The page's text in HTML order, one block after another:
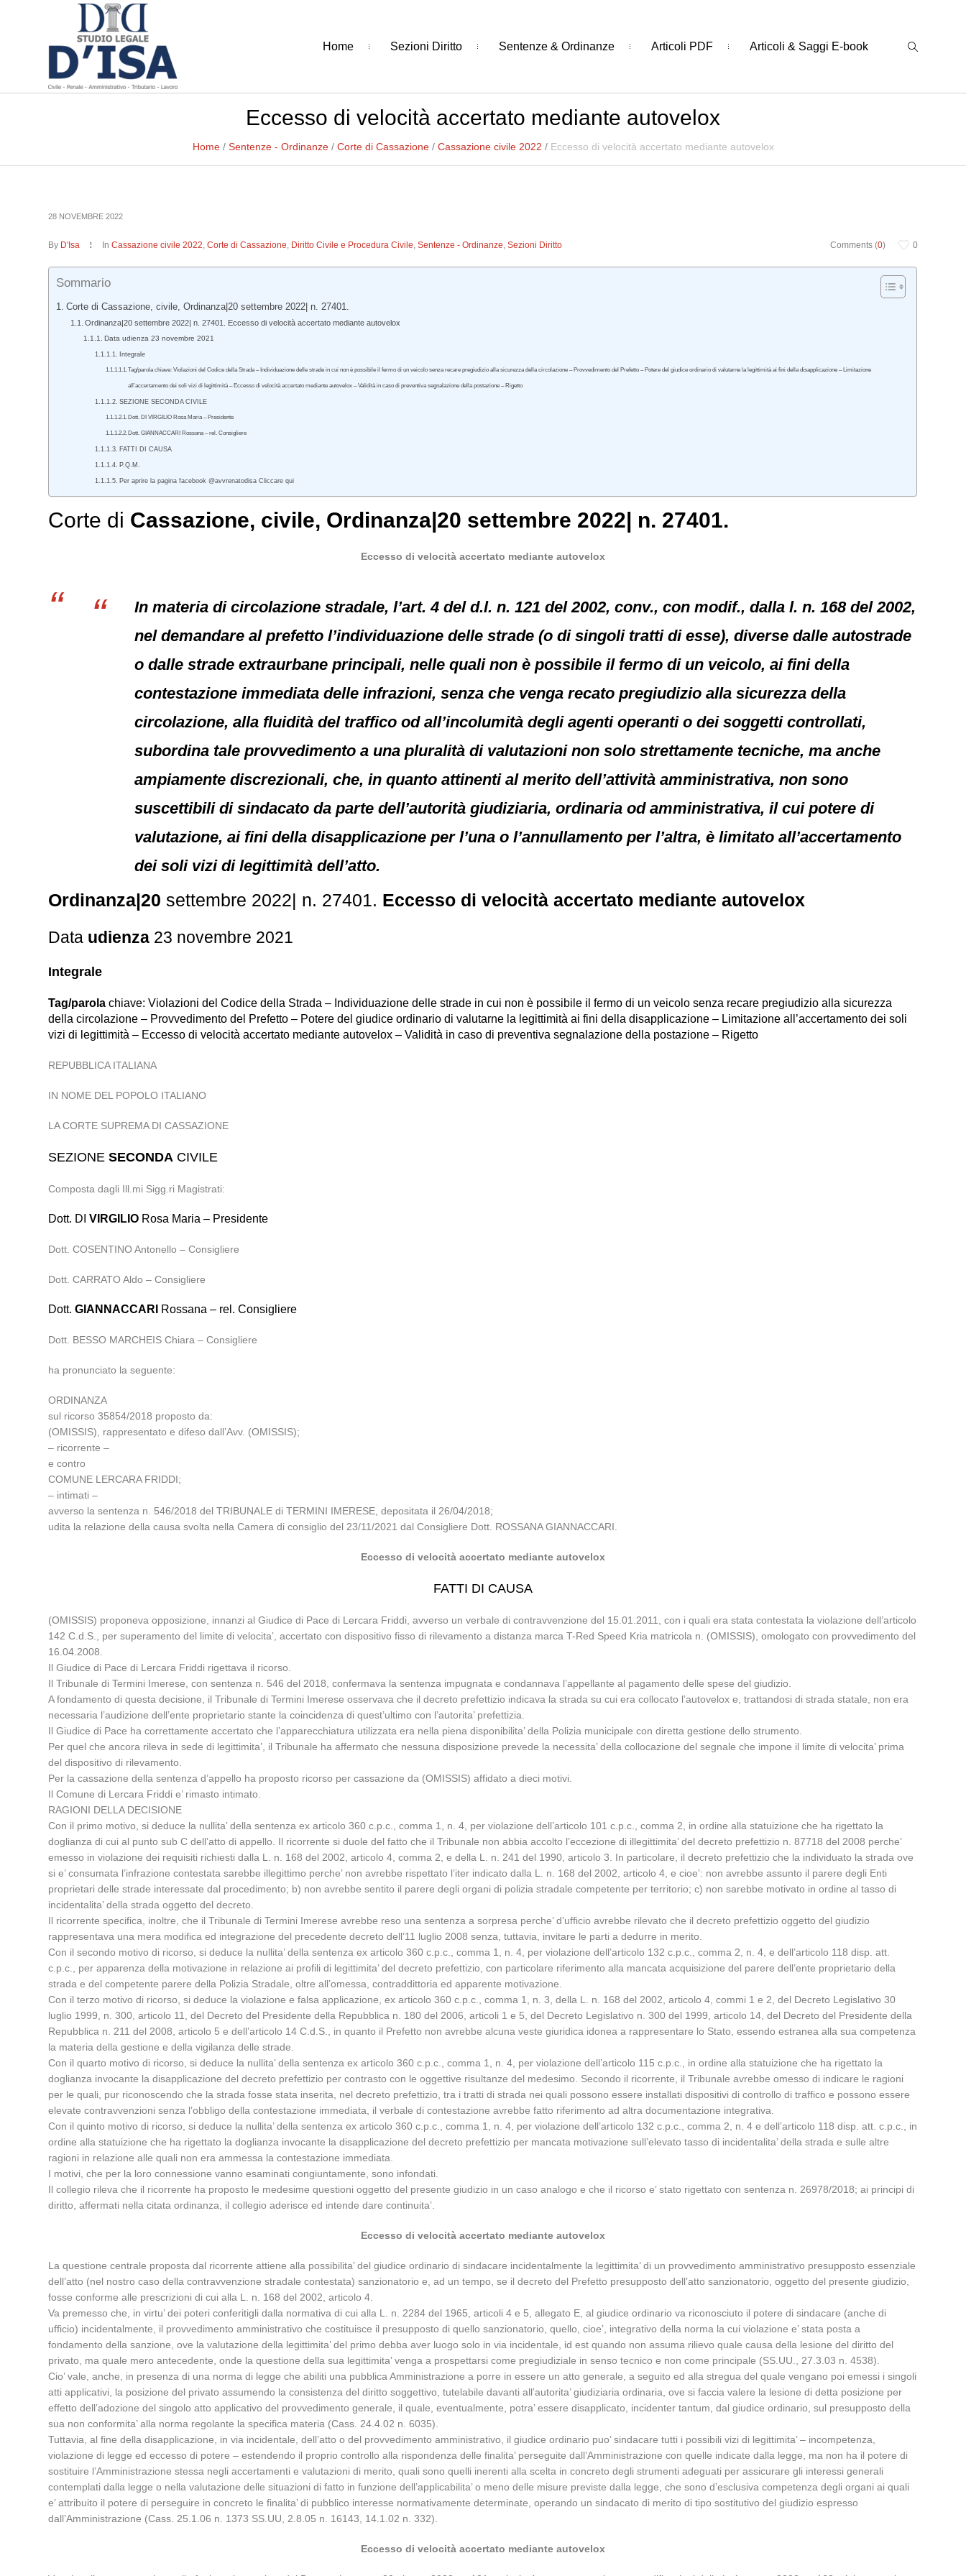
Home Sezioni Diritto Sentenze & Ordinanze Articoli PDF Articoli & Saggi E-book
Eccesso di velocità accertato mediante autovelox
Home / Sentenze - Ordinanze / Corte di Cassazione / Cassazione civile 2022 / Eccesso di velocità accertato mediante autovelox
28 NOVEMBRE 2022
Comments (0) 0
By D'Isa InCassazione civile 2022,Corte di Cassazione, Diritto Civile e Procedura Civile,Sentenze - Ordinanze,Sezioni Diritto
Sommario
Corte di Cassazione, civile, Ordinanza|20 settembre 2022| n. 27401.
Ordinanza|20 settembre 2022| n. 27401. Eccesso di velocità accertato mediante autovelox
Data udienza 23 novembre 2021
Integrale
Tag/parola chiave: Violazioni del Codice della Strada – Individuazione delle strade in cui non è possibile il fermo di un veicolo senza recare pregiudizio alla sicurezza della circolazione – Provvedimento del Prefetto – Potere del giudice ordinario di valutarne la legittimità ai fini della disapplicazione – Limitazione
all’accertamento dei soli vizi di legittimità – Eccesso di velocità accertato mediante autovelox – Validità in caso di preventiva segnalazione della postazione – Rigetto
SEZIONE SECONDA CIVILE
Dott. DI VIRGILIO Rosa Maria – Presidente
Dott. GIANNACCARI Rossana – rel. Consigliere
FATTI DI CAUSA
P.Q.M.
Per aprire la pagina facebook @avvrenatodisa Cliccare qui
Corte di Cassazione, civile, Ordinanza|20 settembre 2022| n. 27401.
Eccesso di velocità accertato mediante autovelox
In materia di circolazione stradale, l’art. 4 del d.l. n. 121 del 2002, conv., con modif., dalla l. n. 168 del 2002,
nel demandare al prefetto l’individuazione delle strade (o di singoli tratti di esse), diverse dalle autostrade
o dalle strade extraurbane principali, nelle quali non è possibile il fermo di un veicolo, ai fini della
contestazione immediata delle infrazioni, senza che venga recato pregiudizio alla sicurezza della
circolazione, alla fluidità del traffico od all’incolumità degli agenti operanti o dei soggetti controllati,
subordina tale provvedimento a una pluralità di valutazioni non solo strettamente tecniche, ma anche
ampiamente discrezionali, che, in quanto attinenti al merito dell’attività amministrativa, non sono
suscettibili di sindacato da parte dell’autorità giudiziaria, ordinaria od amministrativa, il cui potere di
valutazione, ai fini della disapplicazione per l’una o l’annullamento per l’altra, è limitato all’accertamento
dei soli vizi di legittimità dell’atto.
Ordinanza|20 settembre 2022| n. 27401. Eccesso di velocità accertato mediante autovelox
Data udienza 23 novembre 2021
Integrale
Tag/parola chiave: Violazioni del Codice della Strada – Individuazione delle strade in cui non è possibile il fermo di un veicolo senza recare pregiudizio alla sicurezza
della circolazione – Provvedimento del Prefetto – Potere del giudice ordinario di valutarne la legittimità ai fini della disapplicazione – Limitazione all’accertamento dei soli
vizi di legittimità – Eccesso di velocità accertato mediante autovelox – Validità in caso di preventiva segnalazione della postazione – Rigetto
REPUBBLICA ITALIANA
IN NOME DEL POPOLO ITALIANO
LA CORTE SUPREMA DI CASSAZIONE
SEZIONESECONDA CIVILE
Composta dagli Ill.mi Sigg.ri Magistrati:
Dott. DIVIRGILIO Rosa Maria – Presidente
Dott. COSENTINO Antonello – Consigliere
Dott. CARRATO Aldo – Consigliere
Dott.GIANNACCARI Rossana – rel. Consigliere
Dott. BESSO MARCHEIS Chiara – Consigliere
ha pronunciato la seguente:
ORDINANZA
sul ricorso 35854/2018 proposto da:
(OMISSIS), rappresentato e difeso dall’Avv. (OMISSIS);
– ricorrente –
e contro
COMUNE LERCARA FRIDDI;
– intimati –
avverso la sentenza n. 546/2018 del TRIBUNALE di TERMINI IMERESE, depositata il 26/04/2018;
udita la relazione della causa svolta nella Camera di consiglio del 23/11/2021 dal Consigliere Dott. ROSSANA GIANNACCARI.
Eccesso di velocità accertato mediante autovelox
FATTI DI CAUSA
(OMISSIS) proponeva opposizione, innanzi al Giudice di Pace di Lercara Friddi, avverso un verbale di contravvenzione del 15.01.2011, con i quali era stata contestata la violazione dell’articolo
142 C.d.S., per superamento del limite di velocita’, accertato con dispositivo fisso di rilevamento a distanza marca T-Red Speed Kria matricola n. (OMISSIS), omologato con provvedimento del
16.04.2008.
Il Giudice di Pace di Lercara Friddi rigettava il ricorso.
Il Tribunale di Termini Imerese, con sentenza n. 546 del 2018, confermava la sentenza impugnata e condannava l’appellante al pagamento delle spese del giudizio.
A fondamento di questa decisione, il Tribunale di Termini Imerese osservava che il decreto prefettizio indicava la strada su cui era collocato l’autovelox e, trattandosi di strada statale, non era
necessaria l’audizione dell’ente proprietario stante la coincidenza di quest’ultimo con l’autorita’ prefettizia.
Il Giudice di Pace ha correttamente accertato che l’apparecchiatura utilizzata era nella piena disponibilita’ della Polizia municipale con diretta gestione dello strumento.
Per quel che ancora rileva in sede di legittimita’, il Tribunale ha affermato che nessuna disposizione prevede la necessita’ della collocazione del segnale che impone il limite di velocita’ prima
del dispositivo di rilevamento.
Per la cassazione della sentenza d’appello ha proposto ricorso per cassazione da (OMISSIS) affidato a dieci motivi.
Il Comune di Lercara Friddi e’ rimasto intimato.
RAGIONI DELLA DECISIONE
Con il primo motivo, si deduce la nullita’ della sentenza ex articolo 360 c.p.c., comma 1, n. 4, per violazione dell’articolo 101 c.p.c., comma 2, in ordine alla statuizione che ha rigettato la
doglianza di cui al punto sub C dell’atto di appello. Il ricorrente si duole del fatto che il Tribunale non abbia accolto l’eccezione di illegittimita’ del decreto prefettizio n. 87718 del 2008 perche’
emesso in violazione dei requisiti richiesti dalla L. n. 168 del 2002, articolo 4, comma 2, e della L. n. 241 del 1990, articolo 3. In particolare, il decreto prefettizio che la individuato la strada ove
si e’ consumata l’infrazione contestata sarebbe illegittimo perche’ non avrebbe rispettato l’iter indicato dalla L. n. 168 del 2002, articolo 4, e cioe’: non avrebbe assunto il parere degli Enti
proprietari delle strade interessate dal procedimento; b) non avrebbe sentito il parere degli organi di polizia stradale competente per territorio; c) non sarebbe motivato in ordine al tasso di
incidentalita’ della strada oggetto del decreto.
Il ricorrente specifica, inoltre, che il Tribunale di Termini Imerese avrebbe reso una sentenza a sorpresa perche’ d’ufficio avrebbe rilevato che il decreto prefettizio oggetto del giudizio
rappresentava una mera modifica ed integrazione del precedente decreto dell’11 luglio 2008 senza, tuttavia, invitare le parti a dedurre in merito.
Con il secondo motivo di ricorso, si deduce la nullita’ della sentenza ex articolo 360 c.p.c., comma 1, n. 4, per violazione dell’articolo 132 c.p.c., comma 2, n. 4, e dell’articolo 118 disp. att.
c.p.c., per apparenza della motivazione in relazione ai profili di legittimita’ del decreto prefettizio, con particolare riferimento alla mancata acquisizione del parere dell’ente proprietario della
strada e del competente parere della Polizia Stradale, oltre all’omessa, contraddittoria ed apparente motivazione.
Con il terzo motivo di ricorso, si deduce la violazione e falsa applicazione, ex articolo 360 c.p.c., comma 1, n. 3, della L. n. 168 del 2002, articolo 4, commi 1 e 2, del Decreto Legislativo 30
luglio 1999, n. 300, articolo 11, del Decreto del Presidente della Repubblica n. 180 del 2006, articoli 1 e 5, del Decreto Legislativo n. 300 del 1999, articolo 14, del Decreto del Presidente della
Repubblica n. 211 del 2008, articolo 5 e dell’articolo 14 C.d.S., in quanto il Prefetto non avrebbe alcuna veste giuridica idonea a rappresentare lo Stato, essendo estranea alla sua competenza
la materia della gestione e della vigilanza delle strade.
Con il quarto motivo di ricorso, si deduce la nullita’ della sentenza ex articolo 360 c.p.c., comma 1, n. 4, per violazione dell’articolo 115 c.p.c., in ordine alla statuizione che ha rigettato la
doglianza invocante la disapplicazione del decreto prefettizio per contrasto con le oggettive risultanze del medesimo. Secondo il ricorrente, il Tribunale avrebbe omesso di indicare le ragioni
per le quali, pur riconoscendo che la strada fosse stata inserita, nel decreto prefettizio, tra i tratti di strada nei quali possono essere installati dispositivi di controllo di traffico e possono essere
elevate contravvenzioni senza l’obbligo della contestazione immediata, il verbale di contestazione avrebbe fatto riferimento ad altra documentazione integrativa.
Con il quinto motivo di ricorso, si deduce la nullita’ della sentenza ex articolo 360 c.p.c., comma 1, n. 4, per violazione dell’articolo 132 c.p.c., comma 2, n. 4 e dell’articolo 118 disp. att. c.p.c., in
ordine alla statuizione che ha rigettato la doglianza invocante la disapplicazione del decreto prefettizio per mancata motivazione sull’elevato tasso di incidentalita’ della strada e sulle altre
ragioni in relazione alle quali non era ammessa la contestazione immediata.
I motivi, che per la loro connessione vanno esaminati congiuntamente, sono infondati.
Il collegio rileva che il ricorrente ha proposto le medesime questioni oggetto del presente giudizio in un caso analogo e che il ricorso e’ stato rigettato con sentenza n. 26978/2018; ai principi di
diritto, affermati nella citata ordinanza, il collegio aderisce ed intende dare continuita’.
Eccesso di velocità accertato mediante autovelox
La questione centrale proposta dal ricorrente attiene alla possibilita’ del giudice ordinario di sindacare incidentalmente la legittimita’ di un provvedimento amministrativo presupposto essenziale
dell’atto (nel nostro caso della contravvenzione stradale contestata) sanzionatorio e, ad un tempo, se il decreto del Prefetto presupposto dell’atto sanzionatorio, oggetto del presente giudizio,
fosse conforme alle prescrizioni di cui alla L. n. 168 del 2002, articolo 4.
Va premesso che, in virtu’ dei poteri conferitigli dalla normativa di cui alla L. n. 2284 del 1965, articoli 4 e 5, allegato E, al giudice ordinario va riconosciuto il potere di sindacare (anche di
ufficio) incidentalmente, il provvedimento amministrativo che costituisce il presupposto di quello sanzionatorio, quello, cioe’, integrativo della norma la cui violazione e’ stata posta a
fondamento della sanzione, ove la valutazione della legittimita’ del primo debba aver luogo solo in via incidentale, id est quando non assuma rilievo quale causa della lesione del diritto del
privato, ma quale mero antecedente, onde la questione della sua legittimita’ venga a prospettarsi come pregiudiziale in senso tecnico e non come principale (SS.UU., 27.3.03 n. 4538).
Cio’ vale, anche, in presenza di una norma di legge che abiliti una pubblica Amministrazione a porre in essere un atto generale, a seguito ed alla stregua del quale vengano poi emessi i singoli
atti applicativi, la posizione del privato assumendo la consistenza del diritto soggettivo, tutelabile davanti all’autorita’ giudiziaria ordinaria, ove si faccia valere la lesione di detta posizione per
effetto dell’adozione del singolo atto applicativo del provvedimento generale, il quale, eventualmente, potra’ essere disapplicato, incidenter tantum, dal giudice ordinario, sul presupposto della
sua non conformita’ alla norma regolante la specifica materia (Cass. 24.4.02 n. 6035).
Tuttavia, al fine della disapplicazione, in via incidentale, dell’atto o del provvedimento amministrativo, il giudice ordinario puo’ sindacare tutti i possibili vizi di legittimita’ – incompetenza,
violazione di legge ed eccesso di potere – estendendo il proprio controllo alla rispondenza delle finalita’ perseguite dall’Amministrazione con quelle indicate dalla legge, ma non ha il potere di
sostituire l’Amministrazione stessa negli accertamenti e valutazioni di merito, quali sono quelli inerenti alla scelta in concreto degli strumenti adeguati per assicurare gli interessi generali
contemplati dalla legge o nella valutazione delle situazioni di fatto in funzione dell’applicabilita’ o meno delle misure previste dalla legge, che sono d’esclusiva competenza degli organi ai quali
e’ attribuito il potere di perseguire in concreto le finalita’ di pubblico interesse normativamente determinate, operando un sindacato di merito di tipo sostitutivo del giudizio espresso
dall’Amministrazione (Cass. 25.1.06 n. 1373 SS.UU, 2.8.05 n. 16143, 14.1.02 n. 332).
Eccesso di velocità accertato mediante autovelox